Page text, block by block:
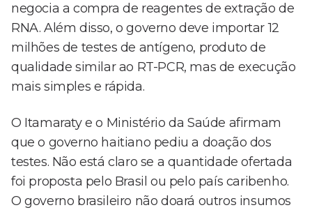
negocia a compra de reagentes de extração de
RNA. Além disso, o governo deve importar 12
milhões de testes de antígeno, produto de
qualidade similar ao RT-PCR, mas de execução
mais simples e rápida.
O Itamaraty e o Ministério da Saúde afirmam
que o governo haitiano pediu a doação dos
testes. Não está claro se a quantidade ofertada
foi proposta pelo Brasil ou pelo país caribenho.
O governo brasileiro não doará outros insumos